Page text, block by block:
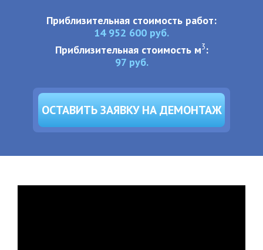
Приблизительная стоимость работ:
14 952 600 руб.
Приблизительная стоимость м3:
97руб.
ОСТАВИТЬ ЗАЯВКУ НА ДЕМОНТАЖ